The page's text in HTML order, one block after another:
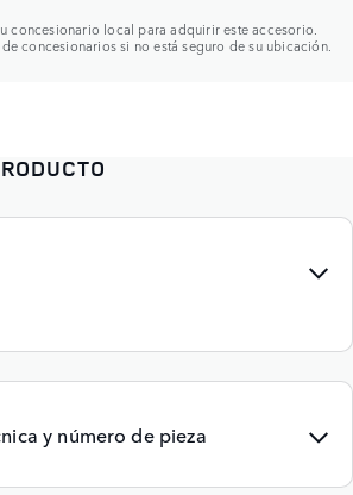
concesionario local para adquirir este accesorio.
concesionarios si no está seguro de su ubicación.
y número de pieza